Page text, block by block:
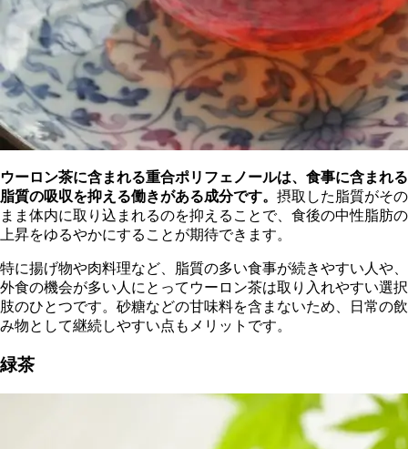
ウーロン茶に含まれる重合ポリフェノールは、食事に含まれる
脂質の吸収を抑える働きがある成分です。 摂取した脂質がその
まま体内に取り込まれるのを抑えることで、食後の中性脂肪の
上昇をゆるやかにすることが期待できます。
特に揚げ物や肉料理など、脂質の多い食事が続きやすい人や、
外食の機会が多い人にとってウーロン茶は取り入れやすい選択
肢のひとつです。砂糖などの甘味料を含まないため、日常の飲
み物として継続しやすい点もメリットです。
緑茶